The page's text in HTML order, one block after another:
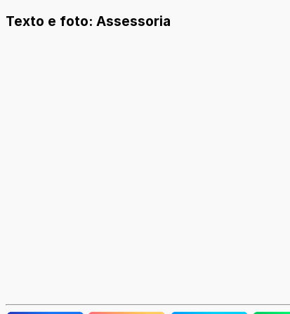
Texto e foto: Assessoria